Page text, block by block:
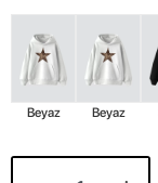
Beyaz Beyaz